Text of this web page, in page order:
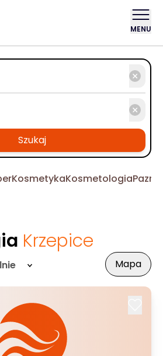
MENU
Szukaj
KosmetykaKosmetologia
Krzepice
Mapa